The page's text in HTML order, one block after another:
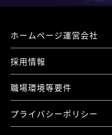
ホームページ運営会社
採用情報
職場環境等要件
プライバシーポリシー